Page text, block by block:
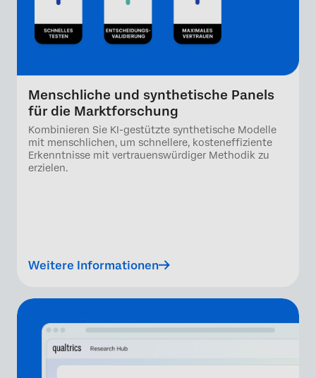
Menschliche und synthetische Panels
für die Marktforschung
Kombinieren Sie KI-gestützte synthetische Modelle
mit menschlichen, um schnellere, kosteneffiziente
Erkenntnisse mit vertrauenswürdiger Methodik zu
erzielen.
Weitere Informationen